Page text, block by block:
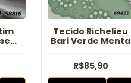
Tecido Richelieu
Bari Verde Menta
R$85,90